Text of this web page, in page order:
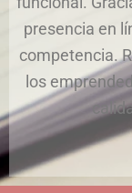
presencia en
competencia.
los